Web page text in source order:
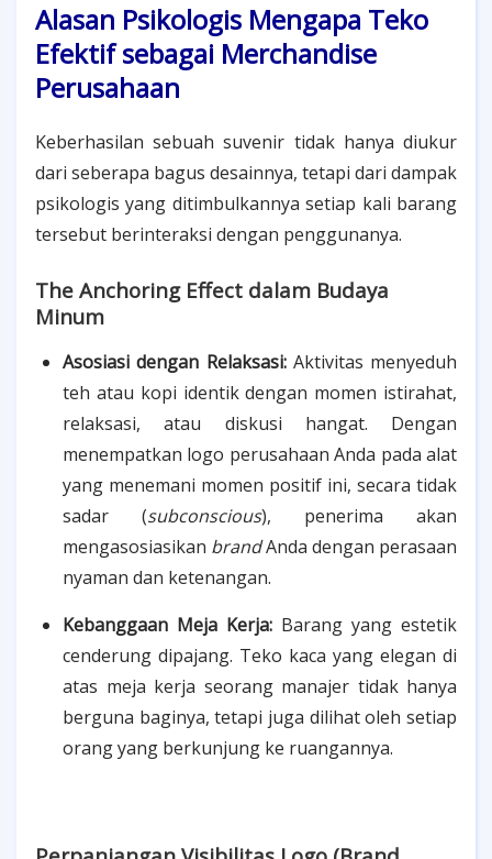
Alasan Psikologis Mengapa Teko
Efektif sebagai Merchandise
Perusahaan
Keberhasilan sebuah suvenir tidak hanya diukur
dari seberapa bagus desainnya, tetapi dari dampak
psikologis yang ditimbulkannya setiap kali barang
tersebut berinteraksi dengan penggunanya.
The Anchoring Effect dalam Budaya
Minum
Asosiasi dengan Relaksasi:Aktivitas menyeduh
teh atau kopi identik dengan momen istirahat,
relaksasi, atau diskusi hangat. Dengan
menempatkan logo perusahaan Anda pada alat
yang menemani momen positif ini, secara tidak
sadar (subconscious), penerima akan
mengasosiasikan brandAnda dengan perasaan
nyaman dan ketenangan.
Kebanggaan Meja Kerja: Barang yang estetik
cenderung dipajang. Teko kaca yang elegan di
atas meja kerja seorang manajer tidak hanya
berguna baginya, tetapi juga dilihat oleh setiap
orang yang berkunjung ke ruangannya.